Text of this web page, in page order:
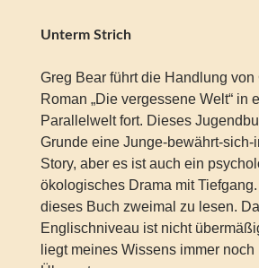
Unterm Strich
Greg Bear führt die Handlung
Roman „Die vergessene Welt“ in
Parallelwelt fort. Dieses
Grunde eine Junge-bewährt-sich-
Story, aber es ist auch ein
ökologisches Drama mit
dieses Buch zweimal zu lesen.
Englischniveau ist nicht
liegt meines Wissens immer